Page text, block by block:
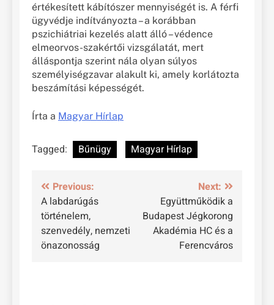
értékesített kábítószer mennyiségét is. A férfi
ügyvédje indítványozta – a korábban
pszichiátriai kezelés alatt álló – védence
elmeorvos-szakértői vizsgálatát, mert
álláspontja szerint nála olyan súlyos
személyiségzavar alakult ki, amely korlátozta
beszámítási képességét.
Írta a Magyar Hírlap
Tagged: Bűnügy Magyar Hírlap
Bejegyzés
navigáció
Previous:
A labdarúgás
történelem,
szenvedély, nemzeti
önazonosság
Next:
Együttműködik a
Budapest Jégkorong
Akadémia HC és a
Ferencváros